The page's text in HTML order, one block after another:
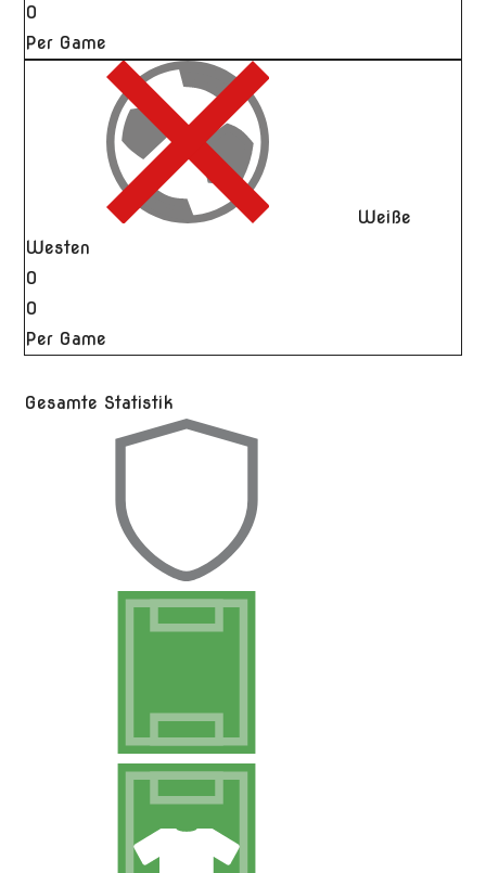
0
Per Game
Weiße
Westen
0
0
Per Game
Gesamte Statistik